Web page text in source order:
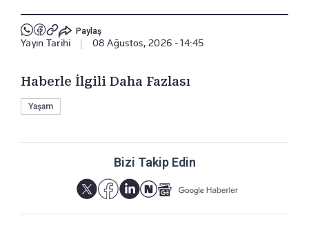
Paylaş
Yayın Tarihi 08 Ağustos, 2026 - 14:45
Haberle İlgili Daha Fazlası
Yaşam
Bizi Takip Edin